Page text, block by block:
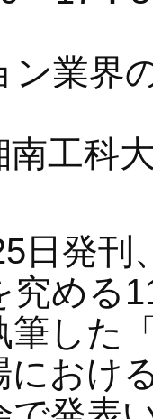
ン業界
工科
日発刊
究める
筆した
におけ